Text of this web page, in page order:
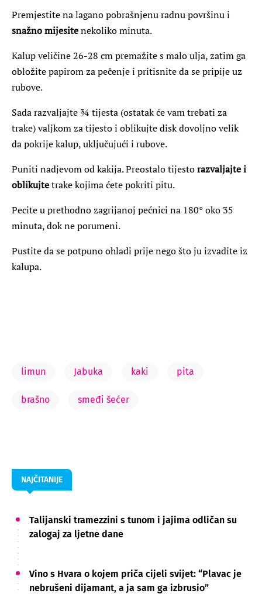
Premjestite na lagano pobrašnjenu radnu površinu i
snažno mijesitenekoliko minuta.
Kalup veličine 26-28 cm premažite s malo ulja, zatim ga
obložite papirom za pečenje i pritisnite da se pripije uz
rubove.
Sada razvaljajte ¾ tijesta (ostatak će vam trebati za
trake) valjkom za tijesto i oblikujte disk dovoljno velik
da pokrije kalup, uključujući i rubove.
Puniti nadjevom od kakija. Preostalo tijestorazvaljajte i
oblikujtetrake kojima ćete pokriti pitu.
Pecite u prethodno zagrijanoj pećnici na 180° oko 35
minuta, dok ne porumeni.
Pustite da se potpuno ohladi prije nego što ju izvadite iz
kalupa.
limun Jabuka kaki pita
brašno smeđi šećer
NAJČITANIJE
Talijanski tramezzini s tunom i jajima odličan su
zalogaj za ljetne dane
Vino s Hvara o kojem priča cijeli svijet: “Plavac je
nebrušeni dijamant, a ja sam ga izbrusio”